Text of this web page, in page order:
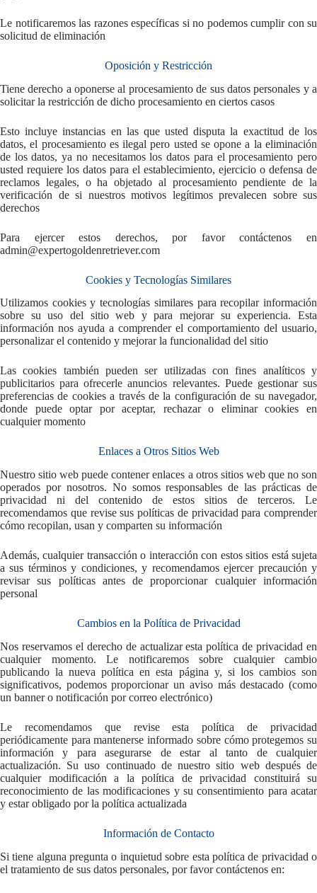
Le notificaremos las razones específicas si no podemos cumplir con su
solicitud de eliminación
Oposición y Restricción
Tiene derecho a oponerse al procesamiento de sus datos personales y a
solicitar la restricción de dicho procesamiento en ciertos casos
Esto incluye instancias en las que usted disputa la exactitud de los
datos, el procesamiento es ilegal pero usted se opone a la eliminación
de los datos, ya no necesitamos los datos para el procesamiento pero
usted requiere los datos para el establecimiento, ejercicio o defensa de
reclamos legales, o ha objetado al procesamiento pendiente de la
verificación de si nuestros motivos legítimos prevalecen sobre sus
derechos
Para ejercer estos derechos, por favor contáctenos en
admin@expertogoldenretriever.com
Cookies y Tecnologías Similares
Utilizamos cookies y tecnologías similares para recopilar información
sobre su uso del sitio web y para mejorar su experiencia. Esta
información nos ayuda a comprender el comportamiento del usuario,
personalizar el contenido y mejorar la funcionalidad del sitio
Las cookies también pueden ser utilizadas con fines analíticos y
publicitarios para ofrecerle anuncios relevantes. Puede gestionar sus
preferencias de cookies a través de la configuración de su navegador,
donde puede optar por aceptar, rechazar o eliminar cookies en
cualquier momento
Enlaces a Otros Sitios Web
Nuestro sitio web puede contener enlaces a otros sitios web que no son
operados por nosotros. No somos responsables de las prácticas de
privacidad ni del contenido de estos sitios de terceros. Le
recomendamos que revise sus políticas de privacidad para comprender
cómo recopilan, usan y comparten su información
Además, cualquier transacción o interacción con estos sitios está sujeta
a sus términos y condiciones, y recomendamos ejercer precaución y
revisar sus políticas antes de proporcionar cualquier información
personal
Cambios en la Política de Privacidad
Nos reservamos el derecho de actualizar esta política de privacidad en
cualquier momento. Le notificaremos sobre cualquier cambio
publicando la nueva política en esta página y, si los cambios son
significativos, podemos proporcionar un aviso más destacado (como
un banner o notificación por correo electrónico)
Le recomendamos que revise esta política de privacidad
periódicamente para mantenerse informado sobre cómo protegemos su
información y para asegurarse de estar al tanto de cualquier
actualización. Su uso continuado de nuestro sitio web después de
cualquier modificación a la política de privacidad constituirá su
reconocimiento de las modificaciones y su consentimiento para acatar
y estar obligado por la política actualizada
Información de Contacto
Si tiene alguna pregunta o inquietud sobre esta política de privacidad o
el tratamiento de sus datos personales, por favor contáctenos en: